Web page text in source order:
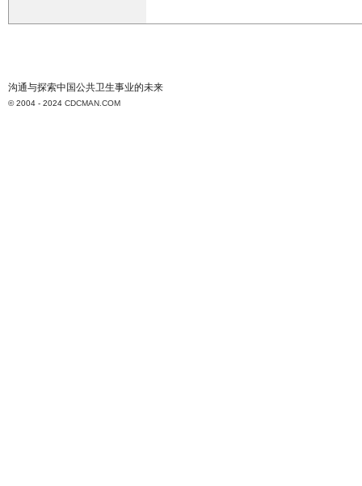
沟通与探索中国公共卫生事业的未来
© 2004 - 2024 CDCMAN.COM